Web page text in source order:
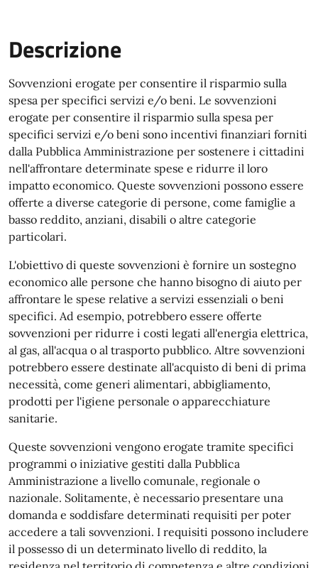
Descrizione
Sovvenzioni erogate per consentire il risparmio sulla
spesa per specifici servizi e/o beni. Le sovvenzioni
erogate per consentire il risparmio sulla spesa per
specifici servizi e/o beni sono incentivi finanziari forniti
dalla Pubblica Amministrazione per sostenere i cittadini
nell'affrontare determinate spese e ridurre il loro
impatto economico. Queste sovvenzioni possono essere
offerte a diverse categorie di persone, come famiglie a
basso reddito, anziani, disabili o altre categorie
particolari.
L'obiettivo di queste sovvenzioni è fornire un sostegno
economico alle persone che hanno bisogno di aiuto per
affrontare le spese relative a servizi essenziali o beni
specifici. Ad esempio, potrebbero essere offerte
sovvenzioni per ridurre i costi legati all'energia elettrica,
al gas, all'acqua o al trasporto pubblico. Altre sovvenzioni
potrebbero essere destinate all'acquisto di beni di prima
necessità, come generi alimentari, abbigliamento,
prodotti per l'igiene personale o apparecchiature
sanitarie.
Queste sovvenzioni vengono erogate tramite specifici
programmi o iniziative gestiti dalla Pubblica
Amministrazione a livello comunale, regionale o
nazionale. Solitamente, è necessario presentare una
domanda e soddisfare determinati requisiti per poter
accedere a tali sovvenzioni. I requisiti possono includere
il possesso di un determinato livello di reddito, la